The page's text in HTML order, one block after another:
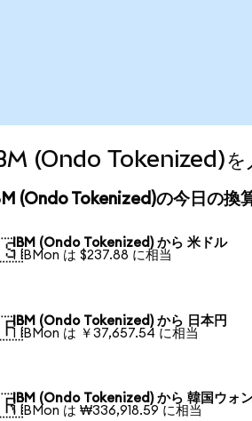
(Ondo Tokenized)を
(Ondo Tokenized)の今日の換
IBM (Ondo Tokenized) から 米ドル
1 IBMon は $237.88 に相当
IBM (Ondo Tokenized) から 日本円
1 IBMon は ￥37,657.54 に相当
IBM (Ondo Tokenized) から 韓国ウォ
1 IBMon は ₩336,918.59 に相当